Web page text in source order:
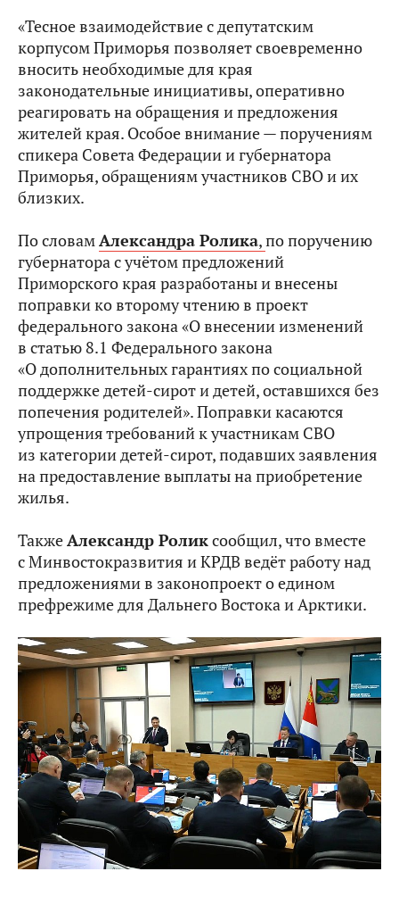
«Тесное взаимодействие с депутатским
корпусом Приморья позволяет своевременно
вносить необходимые для края
законодательные инициативы, оперативно
реагировать на обращения и предложения
жителей края. Особое внимание — поручениям
спикера Совета Федерации и губернатора
Приморья, обращениям участников СВО и их
близких.
По словамАлександра Ролика,по поручению
губернатора с учётом предложений
Приморского края разработаны и внесены
поправки ко второму чтению в проект
федерального закона «О внесении изменений
в статью 8.1 Федерального закона
«О дополнительных гарантиях по социальной
поддержке детей-сирот и детей, оставшихся без
попечения родителей». Поправки касаются
упрощения требований к участникам СВО
из категории детей-сирот, подавших заявления
на предоставление выплаты на приобретение
жилья.
ТакжеАлександр Роликсообщил, что вместе
с Минвостокразвития и КРДВ ведёт работу над
предложениями в законопроект о едином
префрежиме для Дальнего Востока и Арктики.